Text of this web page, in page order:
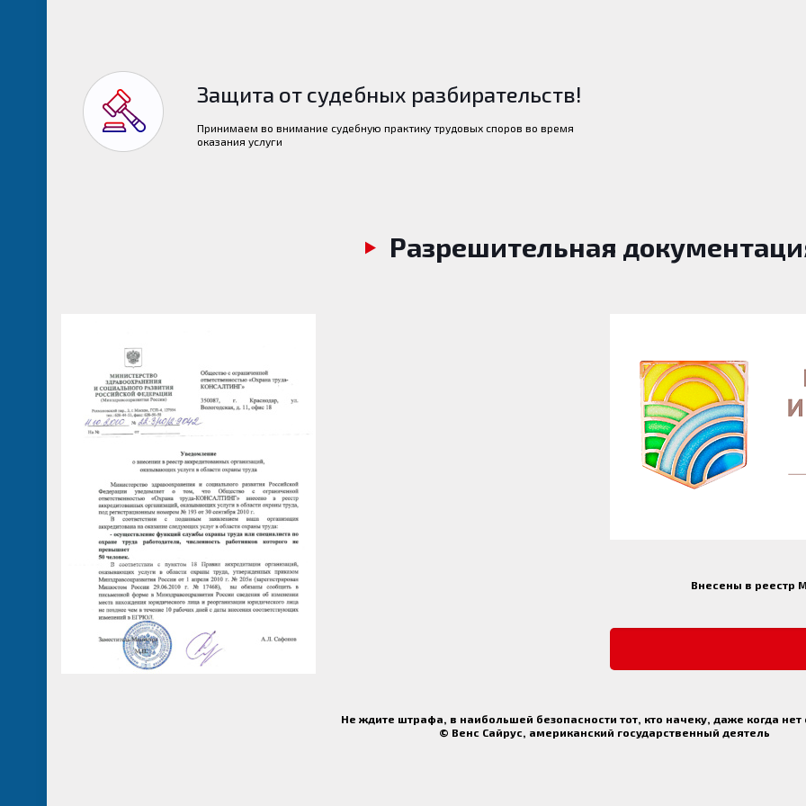
Защита от судебных разбирательств!
Принимаем во внимание судебную практику трудовых споров во время
оказания услуги
Разрешительная
Внесены в реестр
Не ждите штрафа, в наибольшей безопасности тот, кто начеку, даже когда нет
© Венс Сайрус, американский государственный деятель